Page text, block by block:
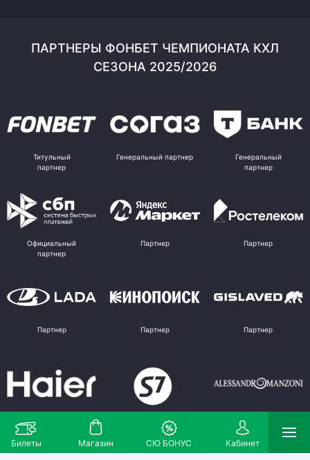
Билеты Магазин СЮ БОНУС Кабинет
ПАРТНЕРЫ ФОНБЕТ ЧЕМПИОНАТА КХЛ
СЕЗОНА 2025/2026
Титульный
партнер
Генеральный партнер
Генеральный
партнер
Официальный
партнер
Партнер Партнер
Партнер Партнер Партнер